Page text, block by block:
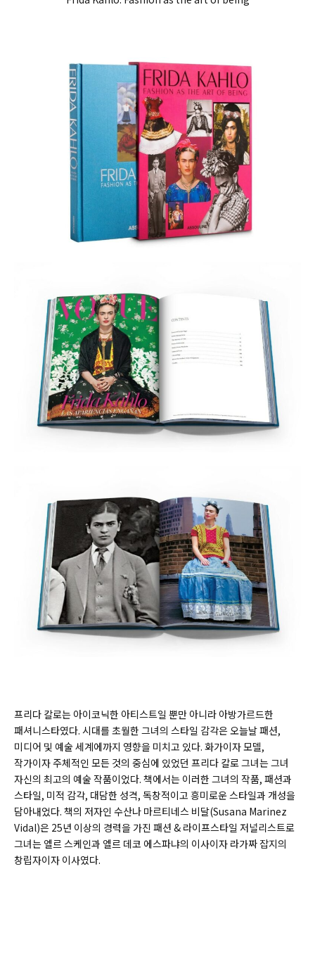
프리다 칼로는 아이코닉한 아티스트일 뿐만 아니라 아방가르드한
패셔니스타였다. 시대를 초월한 그녀의 스타일 감각은 오늘날 패션,
미디어 및 예술 세계에까지 영향을 미치고 있다. 화가이자 모델,
작가이자 주체적인 모든 것의 중심에 있었던 프리다 칼로 그녀는 그녀
자신의 최고의 예술 작품이었다. 책에서는 이러한 그녀의 작품, 패션과
스타일, 미적 감각, 대담한 성격, 독창적이고 흥미로운 스타일과 개성을
담아내었다. 책의 저자인 수산나 마르티네스 비달(Susana Marinez
Vidal)은 25년 이상의 경력을 가진 패션 & 라이프스타일 저널리스트로
그녀는 엘르 스케인과 엘르 데코 에스파냐의 이사이자 라가짜 잡지의
창립자이자 이사였다.